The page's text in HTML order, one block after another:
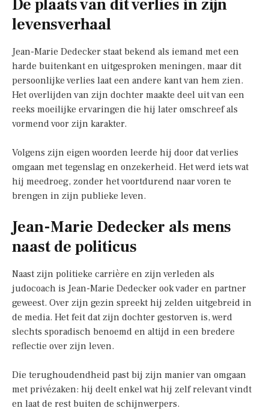
De plaats van dit verlies in zijn
levensverhaal
Jean-Marie Dedecker staat bekend als iemand met een
harde buitenkant en uitgesproken meningen, maar dit
persoonlijke verlies laat een andere kant van hem zien.
Het overlijden van zijn dochter maakte deel uit van een
reeks moeilijke ervaringen die hij later omschreef als
vormend voor zijn karakter.
Volgens zijn eigen woorden leerde hij door dat verlies
omgaan met tegenslag en onzekerheid. Het werd iets wat
hij meedroeg, zonder het voortdurend naar voren te
brengen in zijn publieke leven.
Jean-Marie Dedecker als mens
naast de politicus
Naast zijn politieke carrière en zijn verleden als
judocoach is Jean-Marie Dedecker ook vader en partner
geweest. Over zijn gezin spreekt hij zelden uitgebreid in
de media. Het feit dat zijn dochter gestorven is, werd
slechts sporadisch benoemd en altijd in een bredere
reflectie over zijn leven.
Die terughoudendheid past bij zijn manier van omgaan
met privézaken: hij deelt enkel wat hij zelf relevant vindt
en laat de rest buiten de schijnwerpers.